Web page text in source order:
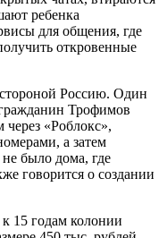
ребенка
для общения, где
откровенные
Россию. Один
Трофимов
«Роблокс»,
а затем
не было дома, где
говорится о создании
15 годам колонии